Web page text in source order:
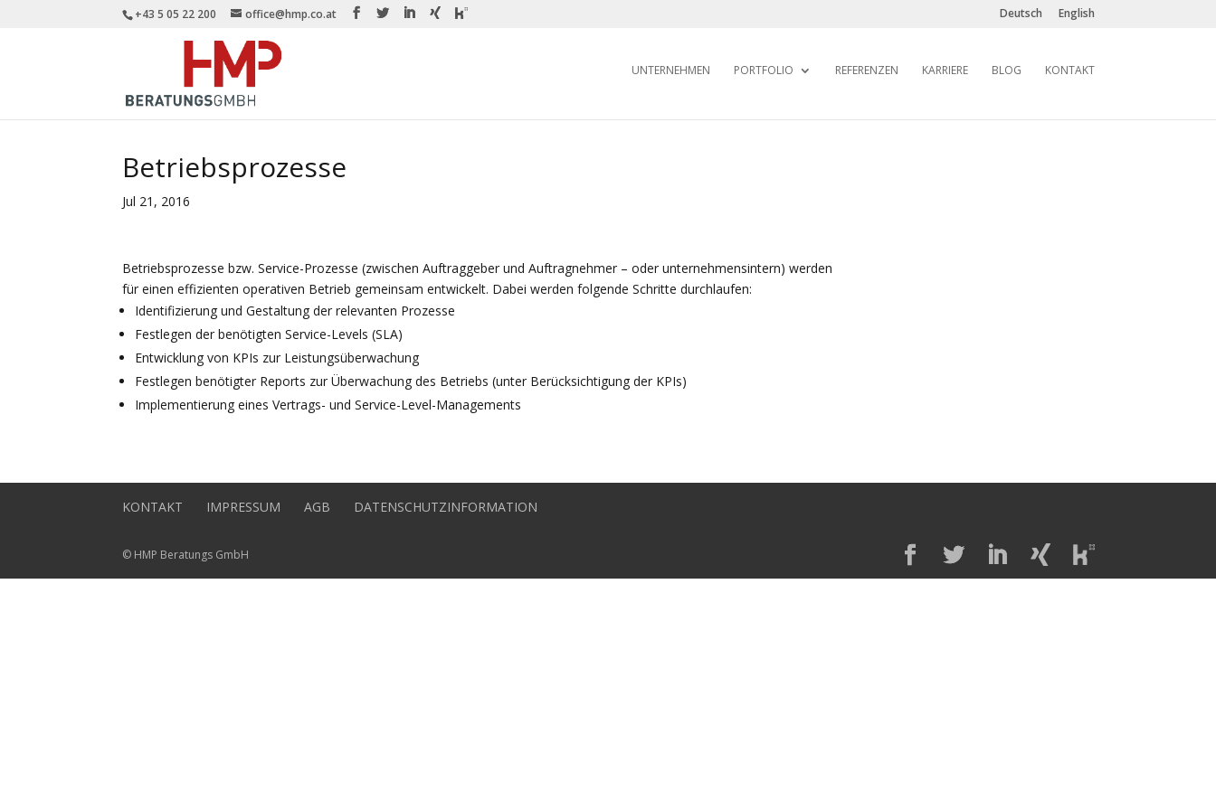
+43 5 05 22 200 office@hmp.co.at Deutsch English
UNTERNEHMEN PORTFOLIO REFERENZEN KARRIERE BLOG KONTAKT
Betriebsprozesse
Jul 21, 2016
Betriebsprozesse bzw. Service-Prozesse (zwischen Auftraggeber und Auftragnehmer – oder unternehmensintern) werden
für einen effizienten operativen Betrieb gemeinsam entwickelt. Dabei werden folgende Schritte durchlaufen:
Identifizierung und Gestaltung der relevanten Prozesse
Festlegen der benötigten Service-Levels (SLA)
Entwicklung von KPIs zur Leistungsüberwachung
Festlegen benötigter Reports zur Überwachung des Betriebs (unter Berücksichtigung der KPIs)
Implementierung eines Vertrags- und Service-Level-Managements
KONTAKT IMPRESSUM AGB DATENSCHUTZINFORMATION
© HMP Beratungs GmbH